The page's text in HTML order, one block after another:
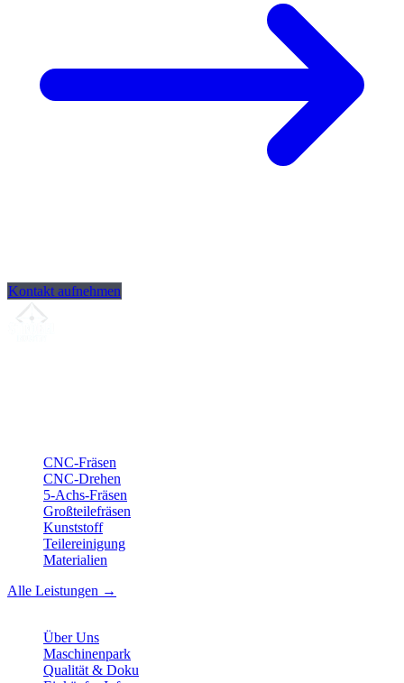
Kontakt aufnehmen
CNC-Fräsen
CNC-Drehen
5-Achs-Fräsen
Großteilefräsen
Kunststoff
Teilereinigung
Materialien
Alle Leistungen →
Über Uns
Maschinenpark
Qualität & Doku